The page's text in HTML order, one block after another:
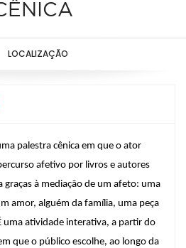
LOCALIZAÇÃO
palestra cênica em que o ator
afetivo por livros e autores
graças à mediação de um afeto: uma
amor, alguém da família, uma peça
uma atividade interativa, a partir do
que o público escolhe, ao longo da